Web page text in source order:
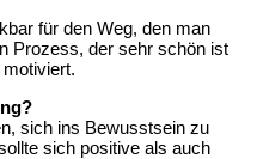
für den Weg, den man
Prozess, der sehr schön ist
sich ins Bewusstsein zu
sich positive als auch